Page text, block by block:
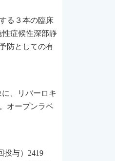
る３本の臨床
性症候性深部静
防としての有
、リバーロキ
オープンラベ
投与）2419